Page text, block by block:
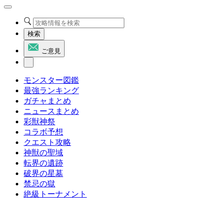
検索
ご意見
モンスター図鑑
最強ランキング
ガチャまとめ
ニュースまとめ
彩獣神祭
コラボ予想
クエスト攻略
神獣の聖域
転界の遺跡
破界の星墓
禁忌の獄
絶級トーナメント